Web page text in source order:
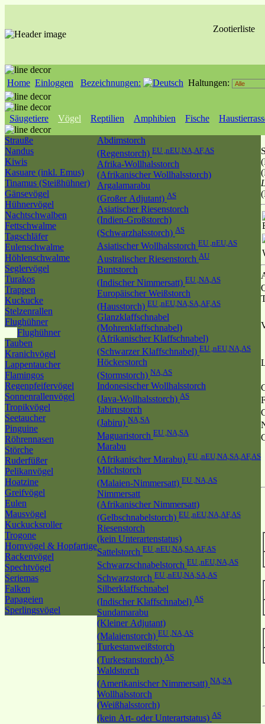
Zootierliste
Home Einloggen Bezeichnungen: Haltungen:
Säugetiere Vögel Reptilien Amphibien Fische
Strauße
Nandus
Kiwis
Kasuare (inkl. Emus)
Tinamus (Steißhühner)
Gänsevögel
Hühnervögel
Nachtschwalben
Fettschwalme
Tagschläfer
Eulenschwalme
Höhlenschwalme
Seglervögel
Turakos
Trappen
Kuckucke
Stelzenrallen
Flughühner
Flughühner
Tauben
Kranichvögel
Lappentaucher
Flamingos
Regenpfeifervögel
Sonnenrallenvögel
Tropikvögel
Seetaucher
Pinguine
Röhrennasen
Störche
Ruderfüßer
Pelikanvögel
Hoatzine
Greifvögel
Eulen
Mausvögel
Kuckucksroller
Trogone
Hornvögel & Hopfartige
Rackenvögel
Spechtvögel
Seriemas
Falken
Papageien
Sperlingsvögel
Abdimstorch
(Regenstorch) EU ,nEU,NA,AF,AS
Afrika-Wollhalsstorch
(Afrikanischer Wollhalsstorch)
Argalamarabu
(Großer Adjutant) AS
Asiatischer Riesenstorch
(Indien-Großstorch)
(Schwarzhalsstorch) AS
Asiatischer Wollhalsstorch EU ,nEU,AS
Australischer Riesenstorch AU
Buntstorch
(Indischer Nimmersatt) EU ,NA,AS
Europäischer Weißstorch
(Hausstorch) EU ,nEU,NA,SA,AF,AS
Glanzklaffschnabel
(Mohrenklaffschnabel)
(Afrikanischer Klaffschnabel)
(Schwarzer Klaffschnabel) EU ,nEU,NA,AS
Höckerstorch
(Stormstorch) NA,AS
Indonesischer Wollhalsstorch
(Java-Wollhalsstorch) AS
Jabirustorch
(Jabiru) NA,SA
Maguaristorch EU ,NA,SA
Marabu
(Afrikanischer Marabu) EU ,nEU,NA,SA,AF,AS
Milchstorch
(Malaien-Nimmersatt) EU ,NA,AS
Nimmersatt
(Afrikanischer Nimmersatt)
(Gelbschnabelstorch) EU ,nEU,NA,AF,AS
Riesenstorch
(kein Unterartenstatus)
Sattelstorch EU ,nEU,NA,SA,AF,AS
Schwarzschnabelstorch EU ,nEU,NA,AS
Schwarzstorch EU ,nEU,NA,SA,AS
Silberklaffschnabel
(Indischer Klaffschnabel) AS
Sundamarabu
(Kleiner Adjutant)
(Malaienstorch) EU ,NA,AS
Turkestanweißstorch
(Turkestanstorch) AS
Waldstorch
(Amerikanischer Nimmersatt) NA,SA
Wollhalsstorch
(Weißhalsstorch)
(kein Art- oder Unterartstatus) AS